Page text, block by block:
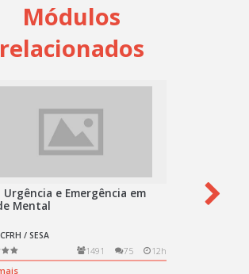
Módulos
relacionados